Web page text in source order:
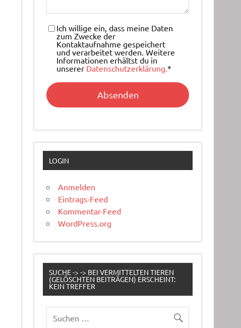
Ich willige ein, dass meine Daten
zum Zwecke der
Kontaktaufnahme gespeichert
und verarbeitet werden. Weitere
Informationen erhältst du in
unserer Datenschutzerklärung.*
LOGIN
Anmelden
Eintrags-Feed
Kommentar-Feed
WordPress.org
SUCHE -> -> BEI VERMITTELTEN TIEREN
(GELÖSCHTEN BEITRÄGEN) ERSCHEINT:
KEIN TREFFER